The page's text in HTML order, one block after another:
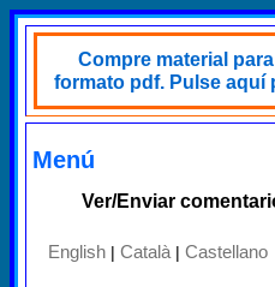
Compre material
formato pdf. Pulse aquí
Menú
Ver/Enviar
English | Català | Castellano